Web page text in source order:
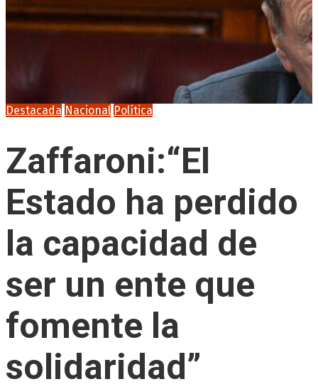
Destacada Nacional Política
Zaffaroni:“El
Estado ha perdido
la capacidad de
ser un ente que
fomente la
solidaridad”